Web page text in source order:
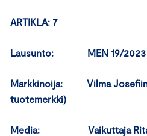
ARTIKLA: 7
Lausunto: MEN 19/2023
Markkinoija: Vilma
tuotemerkki)
Media: Vaikuttaja Rita